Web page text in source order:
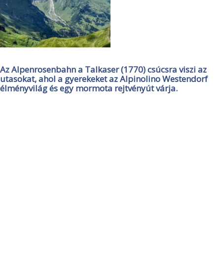
Az Alpenrosenbahn a Talkaser (1770) csúcsra viszi az
utasokat, ahol a gyerekeket az Alpinolino Westendorf
élményvilág és egy mormota rejtvényút várja.